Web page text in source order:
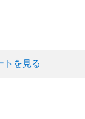
トを見る